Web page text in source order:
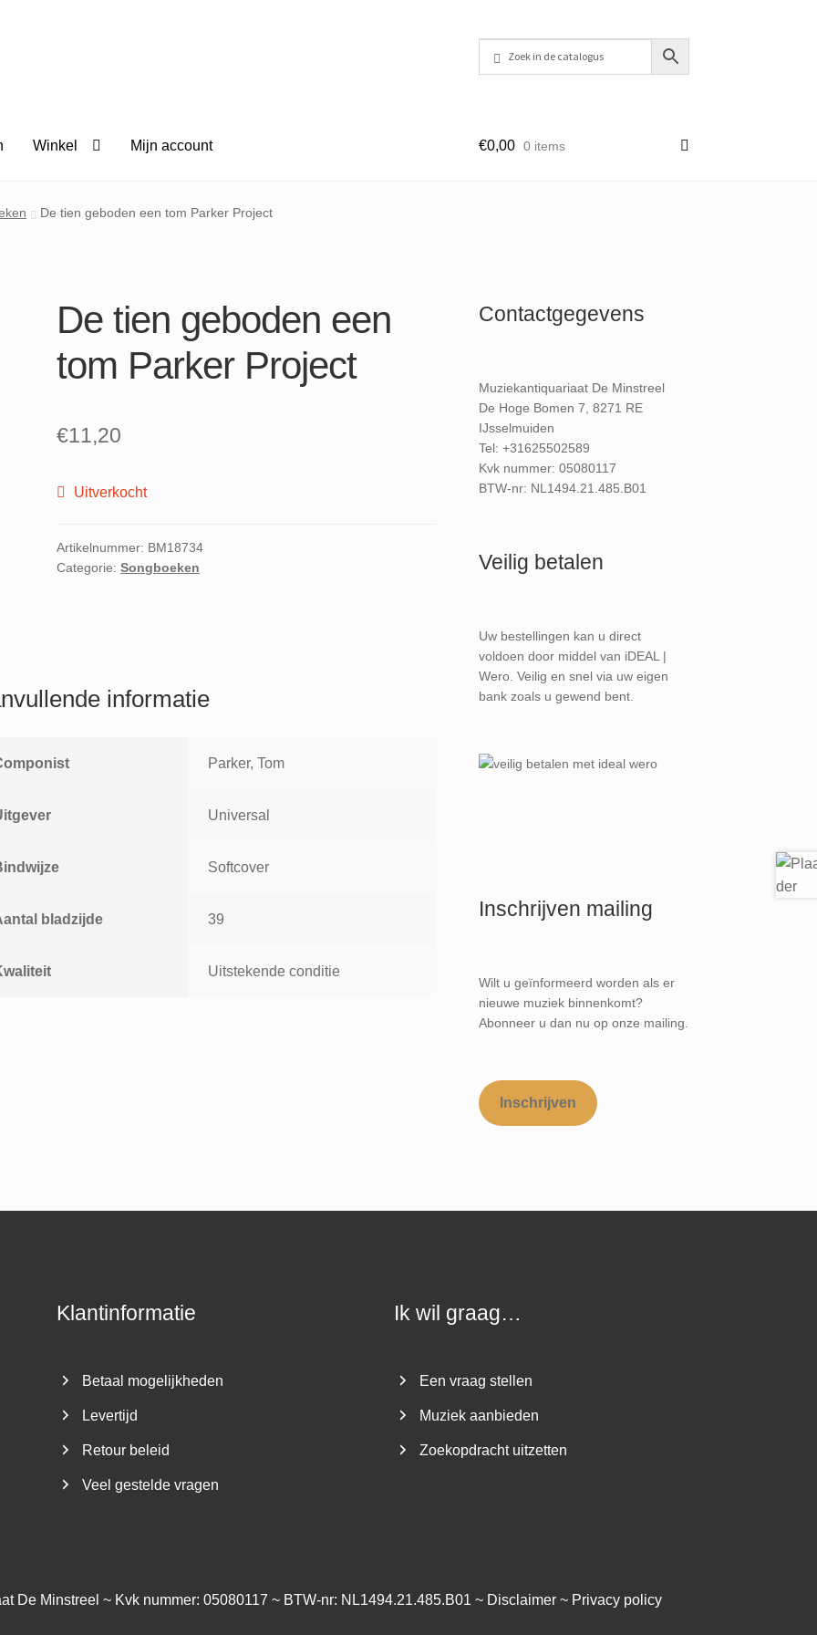
Winkel Mijn account €0,00 0 items
De tien geboden een tom Parker Project
De tien geboden een
tom Parker Project
€11,20
Uitverkocht
Artikelnummer: BM18734
Categorie:Songboeken
informatie
Parker, Tom
Universal
Softcover
bladzijde 39
Uitstekende conditie
Contactgegevens
Muziekantiquariaat De Minstreel
De Hoge Bomen 7, 8271 RE
IJsselmuiden
Tel: +31625502589
Kvk nummer: 05080117
BTW-nr: NL1494.21.485.B01
Veilig betalen
Uw bestellingen kan u direct
voldoen door middel van iDEAL |
Wero. Veilig en snel via uw eigen
bank zoals u gewend bent.
Inschrijven mailing
Wilt u geïnformeerd worden als er
nieuwe muziek binnenkomt?
Abonneer u dan nu op onze mailing.
Inschrijven
Klantinformatie
Betaal mogelijkheden
Levertijd
Retour beleid
Veel gestelde vragen
Ik wil graag…
Een vraag stellen
Muziek aanbieden
Zoekopdracht uitzetten
De Minstreel ~ Kvk nummer: 05080117 ~ BTW-nr: NL1494.21.485.B01 ~ Disclaimer ~ Privacy policy